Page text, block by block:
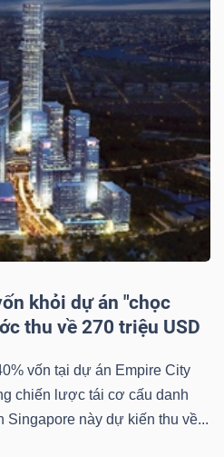
khỏi dự án "chọc
thu về 270 triệu USD
vốn tại dự án Empire City
chiến lược tái cơ cấu danh
Singapore này dự kiến thu về...